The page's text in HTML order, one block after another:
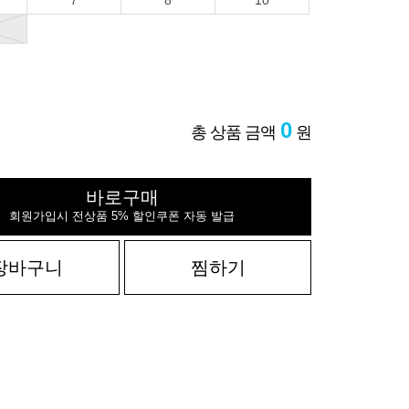
총 상품 금액 0 원
바로구매
회원가입시 전상품 5% 할인쿠폰 자동 발급
바구니 찜하기